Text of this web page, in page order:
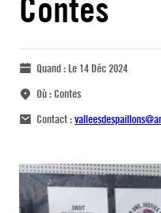
Contes
Quand :Le 14 Déc 2024
Où :Contes
Contact :